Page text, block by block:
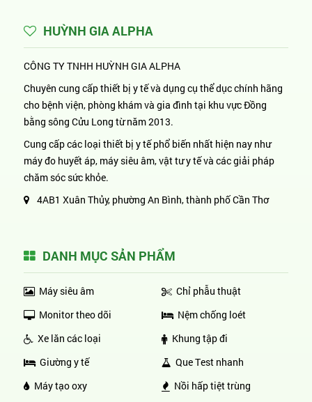
HUỲNH GIA ALPHA
CÔNG TY TNHH HUỲNH GIA ALPHA
Chuyên cung cấp thiết bị y tế và dụng cụ thể dục chính hãng
cho bệnh viện, phòng khám và gia đình tại khu vực Đồng
bằng sông Cửu Long từ năm 2013.
Cung cấp các loại thiết bị y tế phổ biến nhất hiện nay như
máy đo huyết áp, máy siêu âm, vật tư y tế và các giải pháp
chăm sóc sức khỏe.
4AB1 Xuân Thủy, phường An Bình, thành phố Cần Thơ
DANH MỤC SẢN PHẨM
Máy siêu âm
Monitor theo dõi
Xe lăn các loại
Giường y tế
Máy tạo oxy
Chỉ phẫu thuật
Nệm chống loét
Khung tập đi
Que Test nhanh
Nồi hấp tiệt trùng